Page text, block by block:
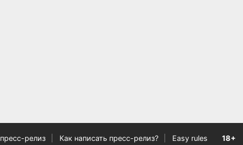
релиз Как написать пресс-релиз? Easy rules 18+